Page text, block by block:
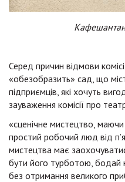
Серед причин відмови
«обезобразить» сад, що
підприємців, які хочуть
зауваження комісії про
«сценічне мистецтво, маючи
простий робочий люд від
мистецтва має
бути його турботою, бодай
без отримання великого